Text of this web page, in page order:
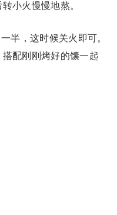
小火慢慢地熬。
半，这时候关火即可。
配刚刚烤好的馕一起